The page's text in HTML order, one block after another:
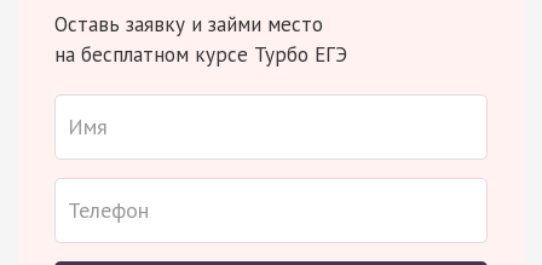
Оставь заявку и займи место
на бесплатном курсе Турбо ЕГЭ